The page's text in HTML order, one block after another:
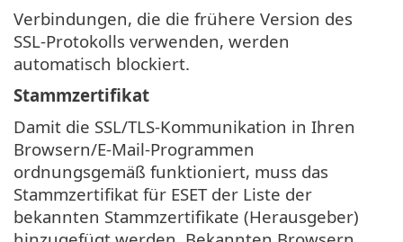
Verbindungen, die die frühere Version des
SSL-Protokolls verwenden, werden
automatisch blockiert.
Stammzertifikat
Damit die SSL/TLS-Kommunikation in Ihren
Browsern/E-Mail-Programmen
ordnungsgemäß funktioniert, muss das
Stammzertifikat für ESET der Liste der
bekannten Stammzertifikate (Herausgeber)